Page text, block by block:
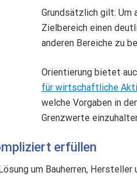
Grundsätzlich gilt: Um
Zielbereich einen
anderen Bereiche zu
Orientierung bietet
für wirtschaftliche
welche Vorgaben in
Grenzwerte
erfüllen
um Bauherren,